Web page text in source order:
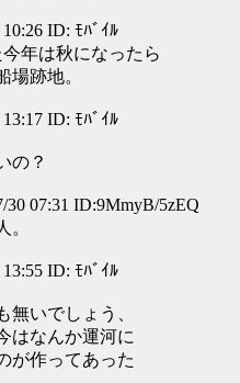
10:26 ID: ﾓﾊﾞｲﾙ
年は秋になったら
場跡地。
13:17 ID: ﾓﾊﾞｲﾙ
の？
30 07:31 ID:9MmyB/5zEQ
。
13:55 ID: ﾓﾊﾞｲﾙ
無いでしょう、
はなんか運河に
が作ってあった